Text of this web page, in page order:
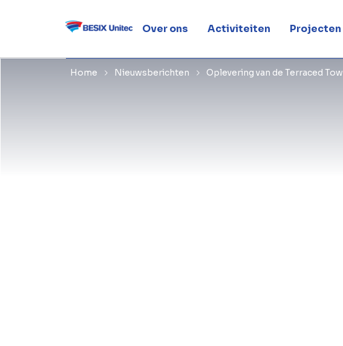
Over ons Activiteiten Projecten
Home Nieuwsberichten Oplevering van de Terraced
Rotterdam